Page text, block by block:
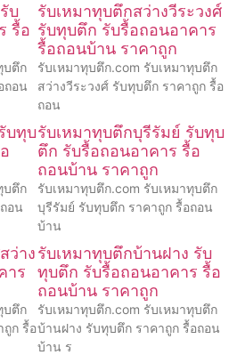
บ
รื้อ
บตึก
ถอน
รับเหมาทุบตึกสว่างวีระวงศ์
รับทุบตึก รับรื้อถอนอาคาร
รื้อถอนบ้าน ราคาถูก
รับเหมาทุบตึก.com รับเหมาทุบตึก
สว่างวีระวงศ์ รับทุบตึก ราคาถูก รื้อ
ถอน
บทุบ
บตึก
อน
รับเหมาทุบตึกบุรีรัมย์ รับทุบ
ตึก รับรื้อถอนอาคาร รื้อ
ถอนบ้าน ราคาถูก
รับเหมาทุบตึก.com รับเหมาทุบตึก
บุรีรัมย์ รับทุบตึก ราคาถูก รื้อถอน
บ้าน
ว่าง
าร
บตึก
ก รื้อ
รับเหมาทุบตึกบ้านฝาง รับ
ทุบตึก รับรื้อถอนอาคาร รื้อ
ถอนบ้าน ราคาถูก
รับเหมาทุบตึก.com รับเหมาทุบตึก
บ้านฝาง รับทุบตึก ราคาถูก รื้อถอน
บ้าน ร